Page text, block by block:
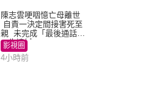
陳志雲哽咽憶亡母離世
自責一決定間接害死至
親 未完成「最後通話」
一生遺憾
影視圈
4小時前